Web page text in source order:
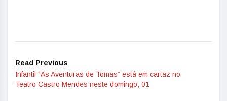
Read Previous
Infantil “As Aventuras de Tomas” está em cartaz no
Teatro Castro Mendes neste domingo, 01